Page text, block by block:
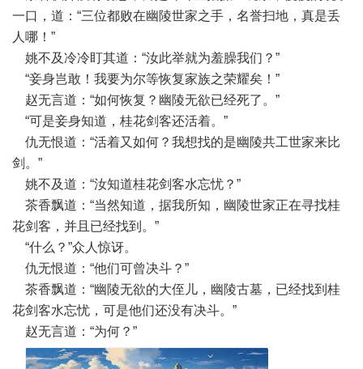
一口，道：“三位都败在幽陵世家之手，名誉扫地，真是丢
人哪！”
姚不及冷冷盯其道：“汝此举就为羞臊我们？”
“妾身岂敢！我要为尔等恢复家族之荣耀矣！”
赵无言道：“如何恢复？幽陵无欲已经死了。”
“可是妾身知道，桂花剑客还活着。”
仇无恨道：“活着又如何？我想找的是幽陵共工世家来比
剑。”
姚不及道：“汝知道桂花剑客水忘忧？”
茶香飘道：“当然知道，据我所知，幽陵世家正在寻找桂
花剑客，并且已经找到。”
“什么？”众人惊讶。
仇无恨道：“他们可曾决斗？”
茶香飘道：“幽陵无欲的大侄儿，幽陵古墓，已经找到桂
花剑客水忘忧，可是他们还没有决斗。”
赵无言道：“为何？”